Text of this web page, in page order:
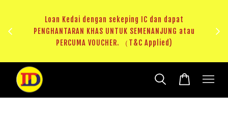
Loan Kedai dengan sekeping IC dan dapat
PENGHANTARAN KHAS UNTUK SEMENANJUNG atau
PERCUMA VOUCHER. （T&C Applied)